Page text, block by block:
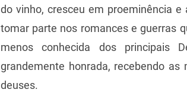
do vinho, cresceu em proeminência
tomar parte nos romances e guerras
menos conhecida dos principais
grandemente honrada, recebendo
deuses.